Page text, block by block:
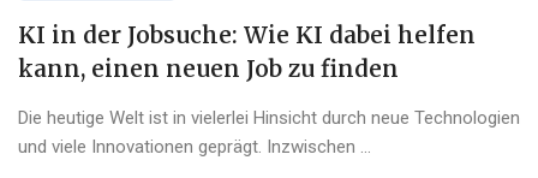
KI in der Jobsuche: Wie KI dabei helfen
kann, einen neuen Job zu finden
Die heutige Welt ist in vielerlei Hinsicht durch neue Technologien
und viele Innovationen geprägt. Inzwischen ...